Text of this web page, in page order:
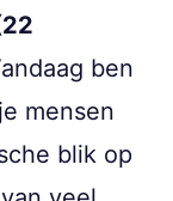
ben
mensen
blik op